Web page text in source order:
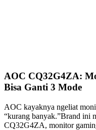
AOC CQ32G4ZA:
Bisa Ganti 3 Mode
AOC kayaknya ngeliat
“kurang banyak.”Brand ini
CQ32G4ZA, monitor